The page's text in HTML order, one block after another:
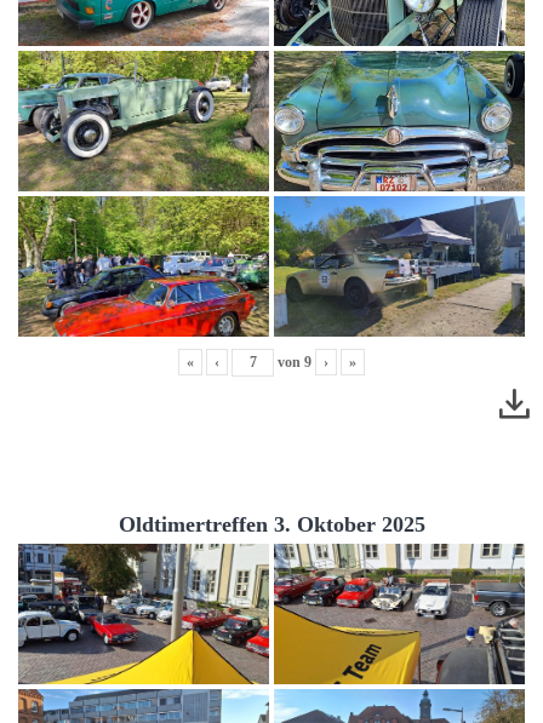
« ‹ von 9 › »
Oldtimertreffen 3. Oktober 2025